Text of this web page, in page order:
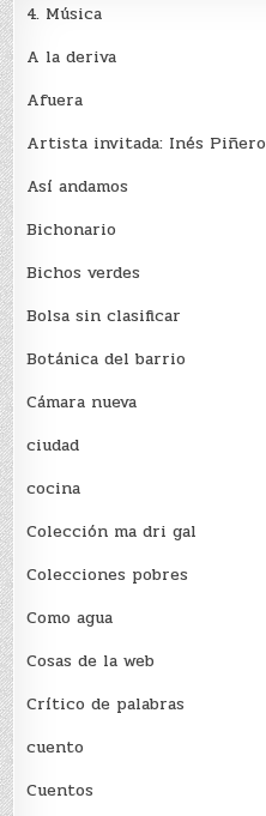
4. Música
A la deriva
Afuera
Artista invitada: Inés Piñero
Así andamos
Bichonario
Bichos verdes
Bolsa sin clasificar
Botánica del barrio
Cámara nueva
ciudad
cocina
Colección ma dri gal
Colecciones pobres
Como agua
Cosas de la web
Crítico de palabras
cuento
Cuentos